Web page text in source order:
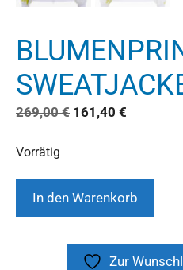
269,00€ 161,40 €
Vorrätig
In den Warenkorb
Zur